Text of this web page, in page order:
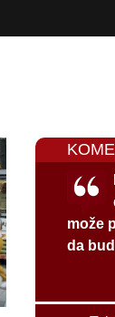
može
da